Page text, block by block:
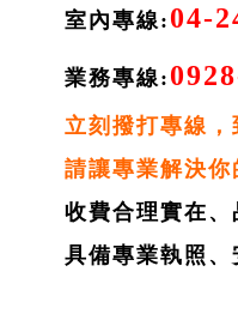
室內專線: 04-
業務專線:
立刻撥打專線，
請讓專業解決你
收費合理實在、
具備專業執照、